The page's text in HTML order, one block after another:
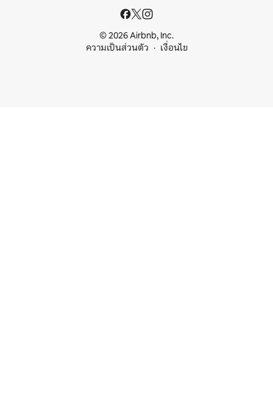
© 2026 Airbnb, Inc.
ความเป็นส่วนตัว
เงื่อนไข